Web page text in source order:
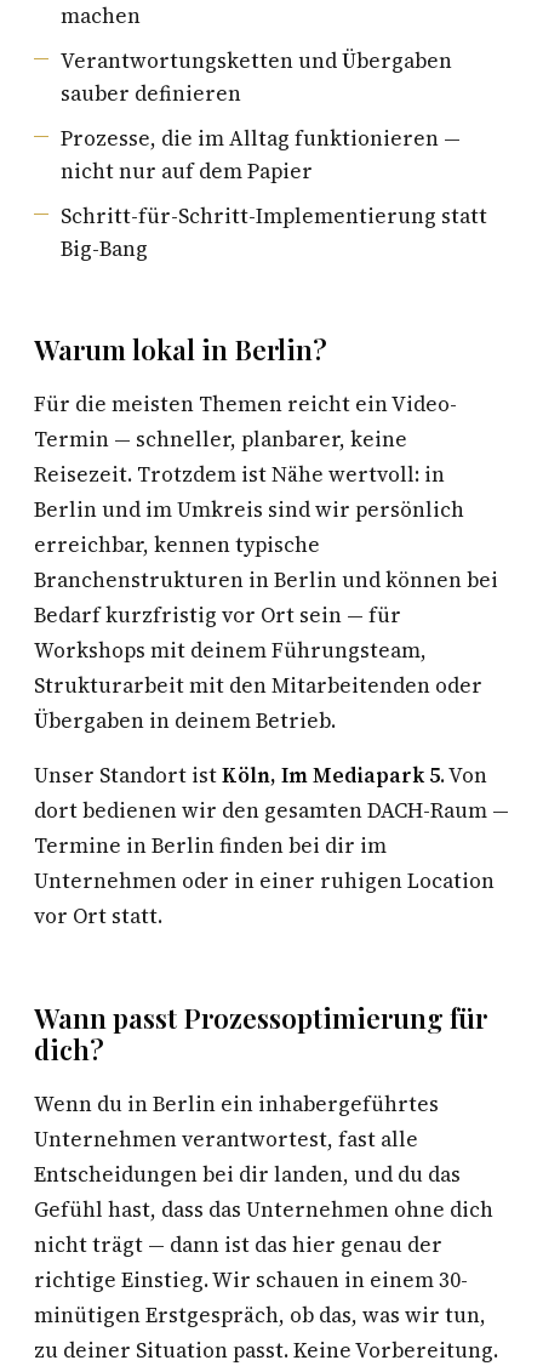
machen
Verantwortungsketten und Übergaben
sauber definieren
Prozesse, die im Alltag funktionieren —
nicht nur auf dem Papier
Schritt-für-Schritt-Implementierung statt
Big-Bang
Warum lokal in Berlin?
Für die meisten Themen reicht ein Video-
Termin — schneller, planbarer, keine
Reisezeit. Trotzdem ist Nähe wertvoll: in
Berlin und im Umkreis sind wir persönlich
erreichbar, kennen typische
Branchenstrukturen in Berlin und können bei
Bedarf kurzfristig vor Ort sein — für
Workshops mit deinem Führungsteam,
Strukturarbeit mit den Mitarbeitenden oder
Übergaben in deinem Betrieb.
Unser Standort istKöln, Im Mediapark 5. Von
dort bedienen wir den gesamten DACH-Raum —
Termine in Berlin finden bei dir im
Unternehmen oder in einer ruhigen Location
vor Ort statt.
Wann passt Prozessoptimierung für
dich?
Wenn du in Berlin ein inhabergeführtes
Unternehmen verantwortest, fast alle
Entscheidungen bei dir landen, und du das
Gefühl hast, dass das Unternehmen ohne dich
nicht trägt — dann ist das hier genau der
richtige Einstieg. Wir schauen in einem 30-
minütigen Erstgespräch, ob das, was wir tun,
zu deiner Situation passt. Keine Vorbereitung.